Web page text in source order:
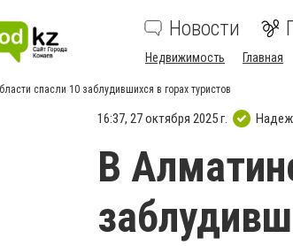
Новости
Недвижимость Главная
спасли 10 заблудившихся в горах туристов
16:37, 27 октября 2025 г.
В